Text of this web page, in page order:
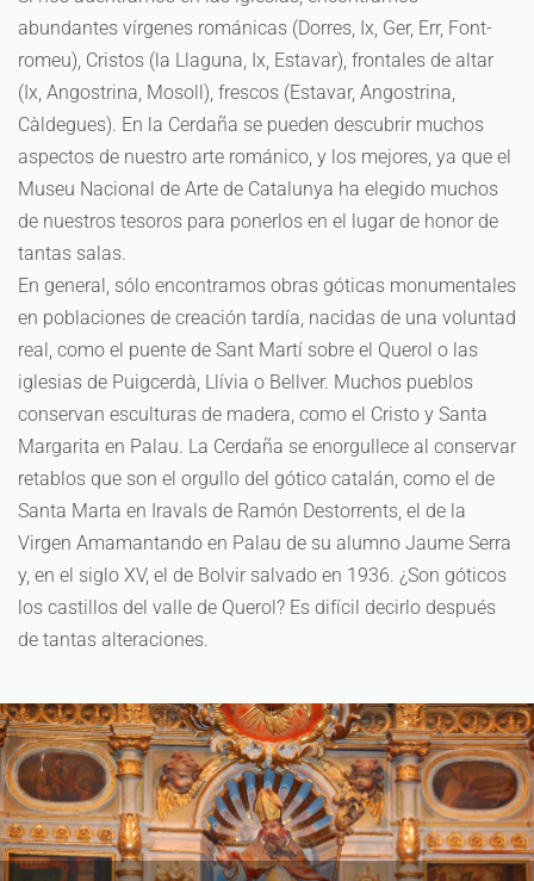
abundantes vírgenes románicas (Dorres, Ix, Ger, Err, Font-
romeu), Cristos (la Llaguna, Ix, Estavar), frontales de altar
(Ix, Angostrina, Mosoll), frescos (Estavar, Angostrina,
Càldegues). En la Cerdaña se pueden descubrir muchos
aspectos de nuestro arte románico, y los mejores, ya que el
Museu Nacional de Arte de Catalunya ha elegido muchos
de nuestros tesoros para ponerlos en el lugar de honor de
tantas salas.
En general, sólo encontramos obras góticas monumentales
en poblaciones de creación tardía, nacidas de una voluntad
real, como el puente de Sant Martí sobre el Querol o las
iglesias de Puigcerdà, Llívia o Bellver. Muchos pueblos
conservan esculturas de madera, como el Cristo y Santa
Margarita en Palau. La Cerdaña se enorgullece al conservar
retablos que son el orgullo del gótico catalán, como el de
Santa Marta en Iravals de Ramón Destorrents, el de la
Virgen Amamantando en Palau de su alumno Jaume Serra
y, en el siglo XV, el de Bolvir salvado en 1936. ¿Son góticos
los castillos del valle de Querol? Es difícil decirlo después
de tantas alteraciones.